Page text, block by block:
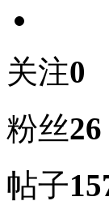
关注0
粉丝26
帖子